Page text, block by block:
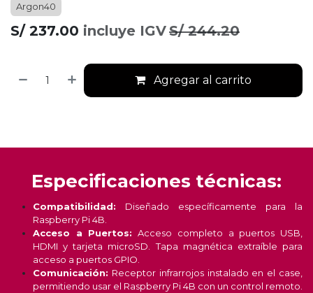
Argon40
S/ 237.00 incluye IGVS/244.20
Agregar al carrito
Especificaciones técnicas:
Compatibilidad: Diseñado específicamente para la
Raspberry Pi 4B.
Acceso a Puertos: Acceso completo a puertos USB,
HDMI y tarjeta microSD. Tapa magnética extraíble para
acceso a puertos GPIO.
Comunicación: Receptor infrarrojos instalado en el case,
permitiendo usar el Raspberry Pi 4B con un control remoto.